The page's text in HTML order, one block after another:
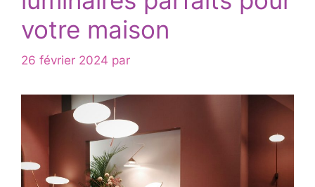
votre maison
26 février 2024 par